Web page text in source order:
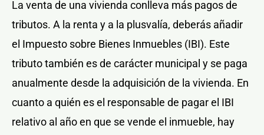
La venta de una vivienda conlleva más pagos de
tributos. A la renta y a la plusvalía, deberás añadir
el Impuesto sobre Bienes Inmuebles (IBI). Este
tributo también es de carácter municipal y se paga
anualmente desde la adquisición de la vivienda. En
cuanto a quién es el responsable de pagar el IBI
relativo al año en que se vende el inmueble, hay